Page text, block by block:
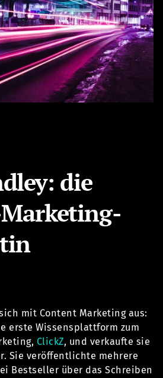
die
mit Content Marketing aus:
erste Wissensplattform zum
ClickZ, und verkaufte sie
Sie veröffentlichte mehrere
Bestseller über das Schreiben